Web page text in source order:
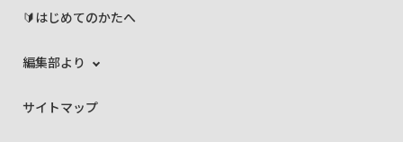
🔰はじめてのかたへ
編集部より
サイトマップ